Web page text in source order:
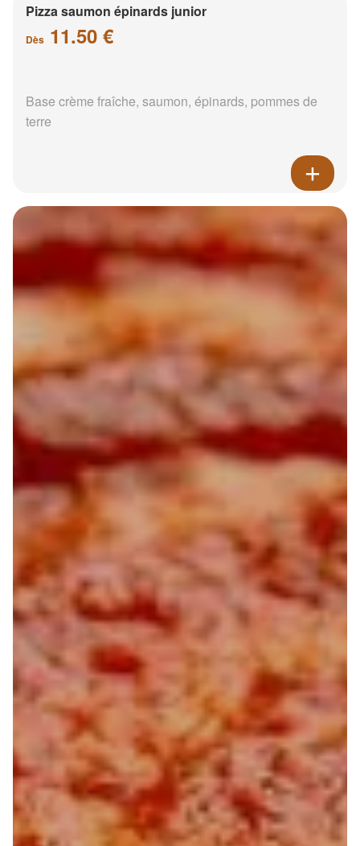
Pizza saumon épinards junior
Dès 11.50 €
Base crème fraîche, saumon, épinards, pommes de
terre